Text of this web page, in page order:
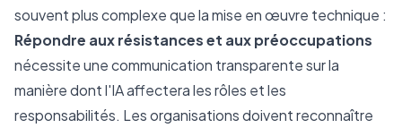
souvent plus complexe que la mise en œuvre technique :
Répondre aux résistances et aux préoccupations
nécessite une communication transparente sur la
manière dont l'IA affectera les rôles et les
responsabilités. Les organisations doivent reconnaître